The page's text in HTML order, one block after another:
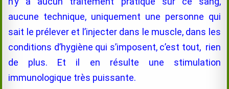
aucune technique, uniquement une personne qui
sait le prélever et l’injecter dans le muscle, dans les
conditions d’hygiène qui s’imposent, c’est tout, rien
de plus. Et il en résulte une stimulation
immunologique très puissante.